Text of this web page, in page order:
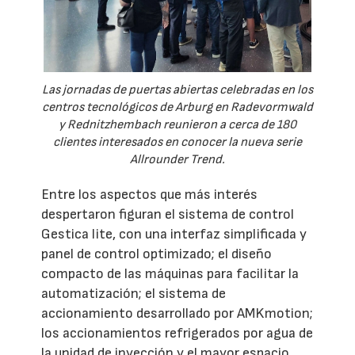
Las jornadas de puertas abiertas celebradas en los
centros tecnológicos de Arburg en Radevormwald
y Rednitzhembach reunieron a cerca de 180
clientes interesados en conocer la nueva serie
Allrounder Trend.
Entre los aspectos que más interés
despertaron figuran el sistema de control
Gestica lite, con una interfaz simplificada y
panel de control optimizado; el diseño
compacto de las máquinas para facilitar la
automatización; el sistema de
accionamiento desarrollado por AMKmotion;
los accionamientos refrigerados por agua de